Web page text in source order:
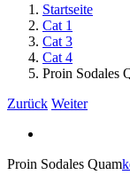
Startseite
Cat 1
Cat 3
Cat 4
Proin Sodales
Zurück Weiter
Image
Proin Sodales Quam